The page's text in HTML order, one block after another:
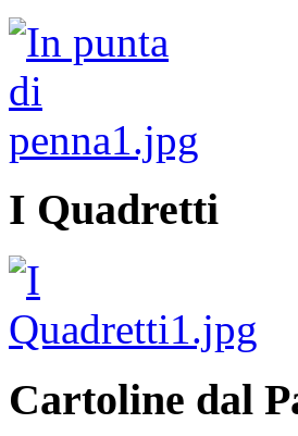
I Quadretti
Cartoline dal